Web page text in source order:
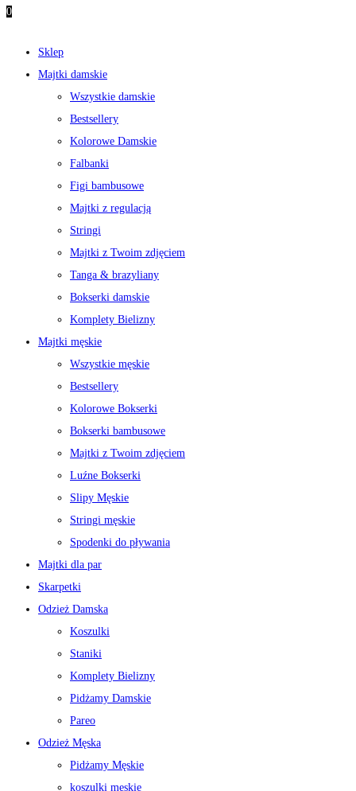
0
Sklep
Majtki damskie
Wszystkie damskie
Bestsellery
Kolorowe Damskie
Falbanki
Figi bambusowe
Majtki z regulacją
Stringi
Majtki z Twoim zdjęciem
Tanga & brazyliany
Bokserki damskie
Komplety Bielizny
Majtki męskie
Wszystkie męskie
Bestsellery
Kolorowe Bokserki
Bokserki bambusowe
Majtki z Twoim zdjęciem
Luźne Bokserki
Slipy Męskie
Stringi męskie
Spodenki do pływania
Majtki dla par
Skarpetki
Odzież Damska
Koszulki
Staniki
Komplety Bielizny
Pidżamy Damskie
Pareo
Odzież Męska
Pidżamy Męskie
koszulki męskie